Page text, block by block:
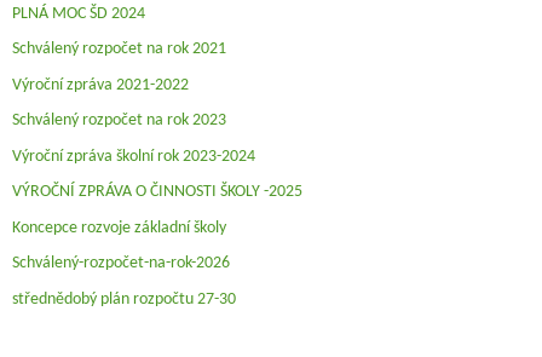
PLNÁ MOC ŠD 2024
Schválený rozpočet na rok 2021
Výroční zpráva 2021-2022
Schválený rozpočet na rok 2023
Výroční zpráva školní rok 2023-2024
VÝROČNÍ ZPRÁVA O ČINNOSTI ŠKOLY -2025
Koncepce rozvoje základní školy
Schválený-rozpočet-na-rok-2026
střednědobý plán rozpočtu 27-30